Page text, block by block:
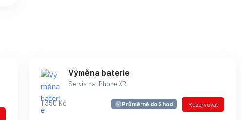
Výměna baterie
Servis na iPhone XR
1 350 Kč Průměrně do 2 hod Rezervovat